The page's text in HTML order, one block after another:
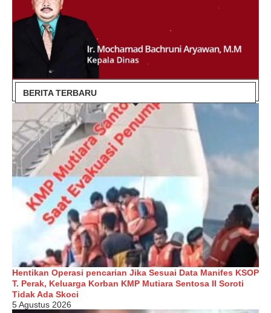
BERITA TERBARU
Hentikan Operasi pencarian Jika Sesuai Data Manifes KSOP
T. Perak, Keluarga Korban KMP Mutiara Sentosa II Soroti
Tidak Ada Skoci
5 Agustus 2026